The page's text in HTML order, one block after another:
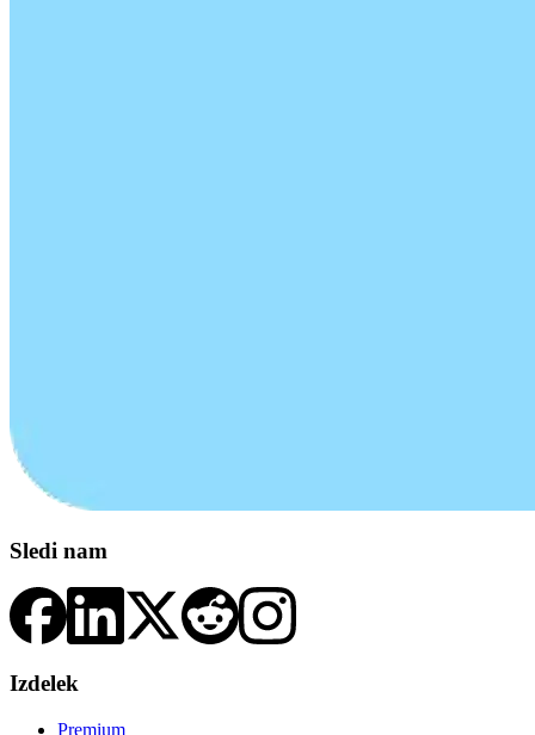
Sledi nam
Izdelek
Premium